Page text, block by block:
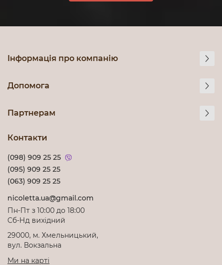
Інформація про компанію
Допомога
Партнерам
Контакти
(098) 909 25 25
(095) 909 25 25
(063) 909 25 25
nicoletta.ua@gmail.com
Пн-Пт з 10:00 до 18:00
Cб-Нд вихідний
29000, м. Хмельницький,
вул. Вокзальна
Ми на карті